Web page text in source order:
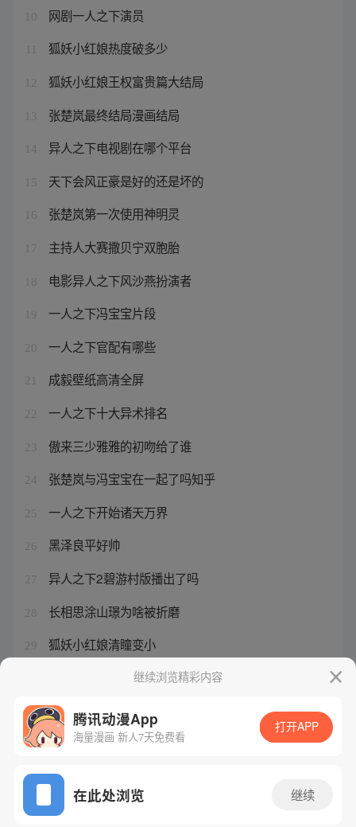
10 网剧一人之下演员
狐妖小红娘热度破多少
12 狐妖小红娘王权富贵篇大结局
13 张楚岚最终结局漫画结局
14 异人之下电视剧在哪个平台
15 天下会风正豪是好的还是坏的
16 张楚岚第一次使用神明灵
17 主持人大赛撒贝宁双胞胎
18 电影异人之下风沙燕扮演者
19 一人之下冯宝宝片段
20 一人之下官配有哪些
21 成毅壁纸高清全屏
22 一人之下十大异术排名
23 傲来三少雅雅的初吻给了谁
24 张楚岚与冯宝宝在一起了吗知乎
25 一人之下开始诸天万界
26 黑泽良平好帅
27 异人之下2碧游村版播出了吗
28 长相思涂山璟为啥被折磨
29 狐妖小红娘清瞳变小
一人之下天师师姐继续浏览精彩内容
腾讯动漫App
海量漫画 新人7天免费看
打开APP
在此处浏览 继续
网站备案/许可证号：粤B2-20090059-5
Copyright©1998 - 2026 Tencent. All Rights Reserved